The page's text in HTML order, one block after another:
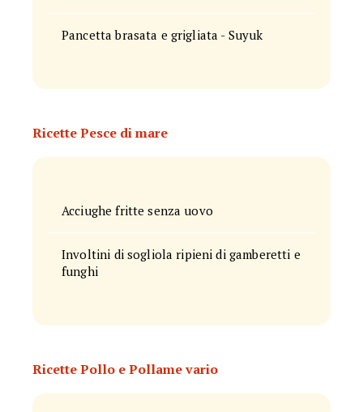
Pancetta brasata e grigliata - Suyuk
Ricette Pesce di mare
Acciughe fritte senza uovo
Involtini di sogliola ripieni di gamberetti e
funghi
Ricette Pollo e Pollame vario